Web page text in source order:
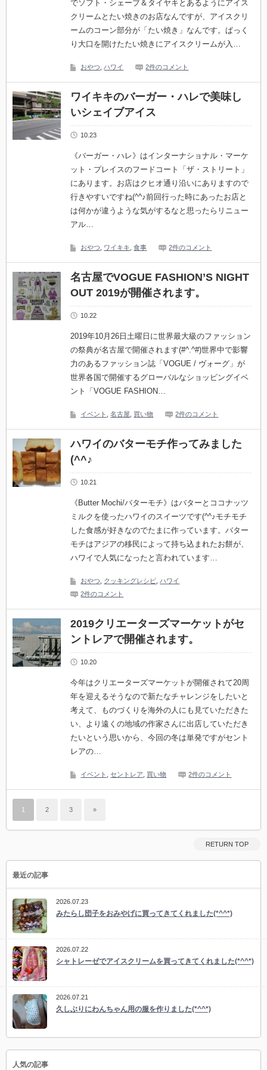
でソフト・シェーブ＆タイヤキとあるようにアイス
クリームとたい焼きのお店なんですが、アイスクリ
ームのコーン部分が「たい焼き」なんです。ぱっく
り大口を開けたたい焼きにアイスクリームが入…
おやつ ,ハワイ 2件のコメント
ワイキキのバーガー・ハレで美味し
いシェイブアイス
10.23
《バーガー・ハレ》はインターナショナル・マーケ
ット・プレイスのフードコート「ザ・ストリート」
にあります。お店はクヒオ通り沿いにありますので
行きやすいですね(^^♪前回行った時にあったお店と
は何かが違うような気がするなと思ったらリニュー
アル…
おやつ ワイキキ ,食事 2件のコメント
名古屋でVOGUE FASHION’S NIGHT
OUT 2019が開催されます。
10.22
2019年10月26日土曜日に世界最大級のファッション
の祭典が名古屋で開催されます(#^.^#)世界中で影響
力のあるファッション誌「VOGUE / ヴォーグ」が
世界各国で開催するグローバルなショッピングイベ
ント「VOGUE FASHION…
イベント ,名古屋 買い物 2件のコメント
ハワイのバターモチ作ってみました
(^^♪
10.21
《Butter Mochi/バターモチ》はバターとココナッツ
ミルクを使ったハワイのスイーツです(^^♪モチモチ
した食感が好きなのでたまに作っています。バター
モチはアジアの移民によって持ち込まれたお餅が、
ハワイで人気になったと言われています…
おやつ クッキングレシピ ,ハワイ
2件のコメント
2019クリエーターズマーケットがセ
ントレアで開催されます。
10.20
今年はクリエーターズマーケットが開催されて20周
年を迎えるそうなので新たなチャレンジをしたいと
考えて、ものづくりを海外の人にも見ていただきた
い、より遠くの地域の作家さんに出店していただき
たいという思いから、今回の冬は単発ですがセント
レアの…
イベント セントレア 買い物 2件のコメント
1 2 3 »
RETURN TOP
最近の記事
2026.07.23
みたらし団子をおみやげに買ってきてくれました(*^^*)
2026.07.22
シャトレーゼでアイスクリームを買ってきてくれました(*^^*)
2026.07.21
久しぶりにわんちゃん用の服を作りました(*^^*)
人気の記事